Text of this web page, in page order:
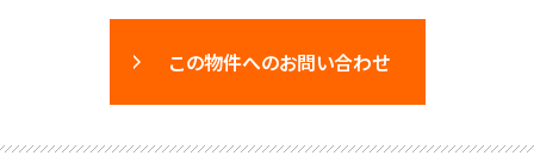
この物件へのお問い合わせ